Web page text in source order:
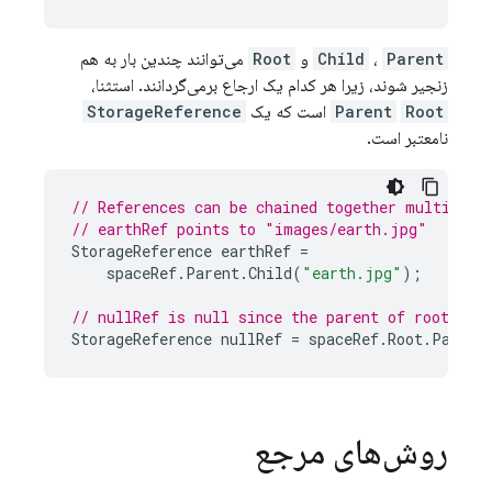
Child ، Parent و Root می‌توانند چندین بار به هم
زنجیر شوند، زیرا هر کدام یک ارجاع برمی‌گردانند. استثنا،
Parent Root است که یک StorageReference
نامعتبر است.
// References can be chained together multiple
// earthRef points to "images/earth.jpg"
StorageReference earthRef =
spaceRef. Parent.Child( "earth.jpg" );
// nullRef is null since the parent of root is an
StorageReference nullRef = spaceRef.Root. Parent
روش‌های مرجع